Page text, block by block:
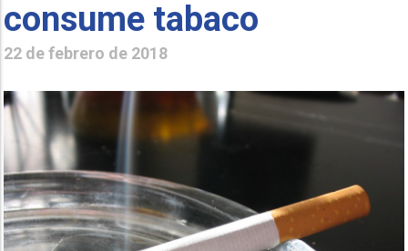
consume tabaco
22 de febrero de 2018